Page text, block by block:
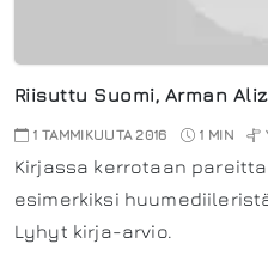
Riisuttu Suomi, Arman
1 TAMMIKUUTA 2016 1 MIN
Kirjassa kerrotaan
esimerkiksi
Lyhyt kirja-arvio.